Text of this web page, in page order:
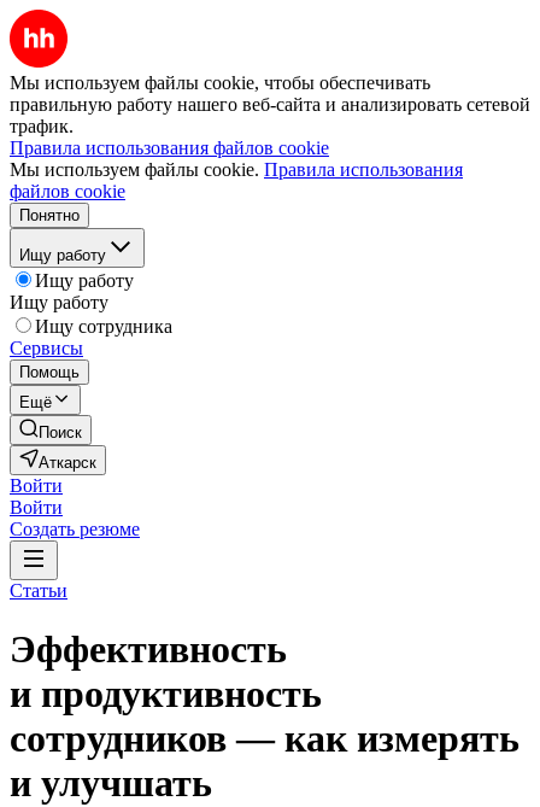
Мы используем файлы cookie, чтобы обеспечивать
правильную работу нашего веб-сайта и анализировать сетевой
трафик.
Правила использования файлов cookie
Мы используем файлы cookie. Правила использования
файлов cookie
Понятно
Ищу работу
Ищу работу
Ищу работу
Ищу сотрудника
Сервисы
Помощь
Ещё
Поиск
Аткарск
Войти
Войти
Создать резюме
Статьи
Эффективность
и продуктивность
сотрудников — как измерять
и улучшать